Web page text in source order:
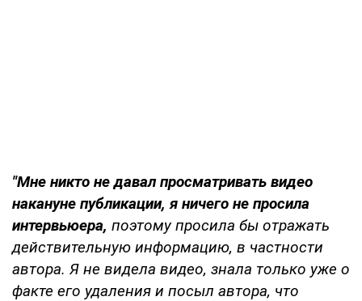
"Мне никто не давал просматривать видео
накануне публикации, я ничего не просила
интервьюера, поэтому просила бы отражать
действительную информацию, в частности
автора. Я не видела видео, знала только уже о
факте его удаления и посыл автора, что